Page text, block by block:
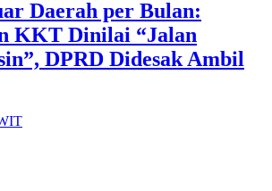
Daerah per Bulan:
KKT Dinilai “Jalan
DPRD Didesak Ambil